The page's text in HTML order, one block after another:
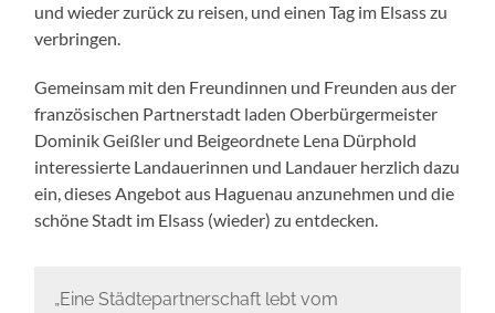
und wieder zurück zu reisen, und einen Tag im Elsass zu
verbringen.
Gemeinsam mit den Freundinnen und Freunden aus der
französischen Partnerstadt laden Oberbürgermeister
Dominik Geißler und Beigeordnete Lena Dürphold
interessierte Landauerinnen und Landauer herzlich dazu
ein, dieses Angebot aus Haguenau anzunehmen und die
schöne Stadt im Elsass (wieder) zu entdecken.
„Eine Städtepartnerschaft lebt vom